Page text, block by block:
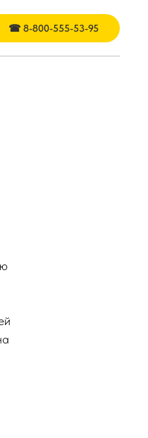
☎ 8-800-555-53-95